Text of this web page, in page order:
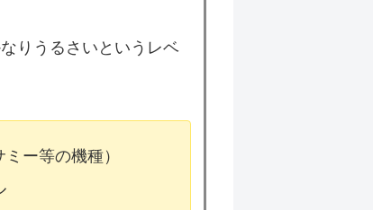
りうるさいというレベ
ー等の機種）